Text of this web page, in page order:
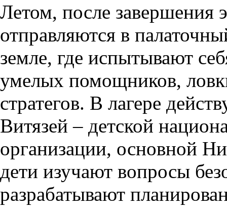
Летом, после завершения
отправляются в
земле, где испытывают
умелых помощников,
стратегов. В лагере
Витязей – детской
организации, основной
дети изучают вопросы
разрабатывают